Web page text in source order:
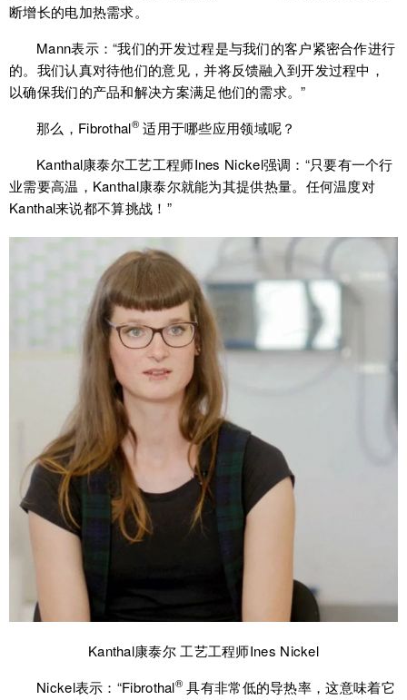
断增长的电加热需求。
Mann表示：“我们的开发过程是与我们的客户紧密合作进行
的。我们认真对待他们的意见，并将反馈融入到开发过程中，
以确保我们的产品和解决方案满足他们的需求。”
那么，Fibrothal®适用于哪些应用领域呢？
Kanthal康泰尔工艺工程师Ines Nickel强调：“只要有一个行
业需要高温，Kanthal康泰尔就能为其提供热量。任何温度对
Kanthal来说都不算挑战！”
Kanthal康泰尔 工艺工程师Ines Nickel
Nickel表示：“Fibrothal® 具有非常低的导热率，这意味着它